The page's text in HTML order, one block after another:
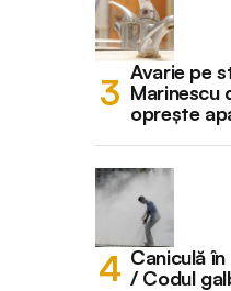
Avarie pe
Marinescu
oprește
Caniculă
/ Codul